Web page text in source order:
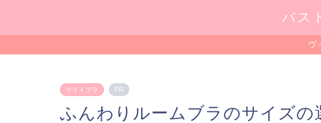
バス
ヴ
ナイトブラ PR
ふんわりルームブラのサイズの